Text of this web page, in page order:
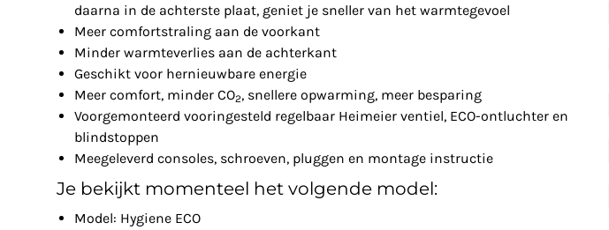
daarna in de achterste plaat, geniet je sneller van het warmtegevoel
Meer comfortstraling aan de voorkant
Minder warmteverlies aan de achterkant
Geschikt voor hernieuwbare energie
Meer comfort, minder CO2, snellere opwarming, meer besparing
Voorgemonteerd vooringesteld regelbaar Heimeier ventiel, ECO-ontluchter en
blindstoppen
Meegeleverd consoles, schroeven, pluggen en montage instructie
Je bekijkt momenteel het volgende model:
Model: Hygiene ECO